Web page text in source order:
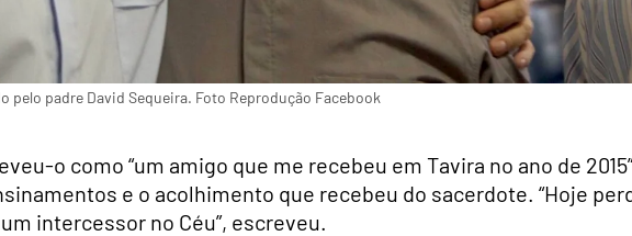
pelo padre David Sequeira. Foto Reprodução Facebook
o como “um amigo que me recebeu em Tavira no ano de
e o acolhimento que recebeu do sacerdote. “Hoje
intercessor no Céu”, escreveu.